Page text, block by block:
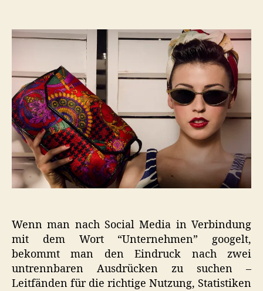
alles
Social
an
und
endet
Commerce?
Wenn man nach Social Media in Verbindung
mit dem Wort “Unternehmen” googelt,
bekommt man den Eindruck nach zwei
untrennbaren Ausdrücken zu suchen –
Leitfänden für die richtige Nutzung, Statistiken